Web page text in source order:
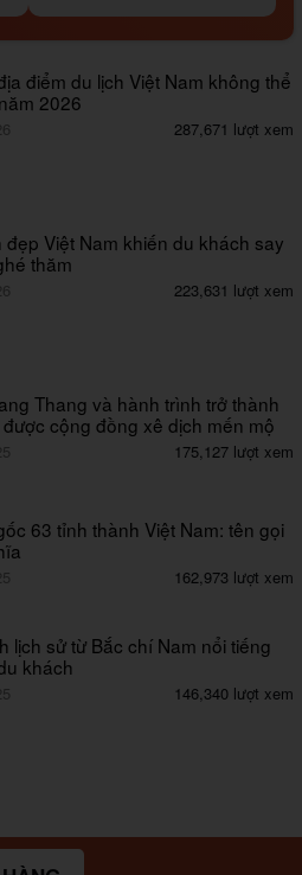
điểm du lịch Việt Nam không thể
2026
287,671 lượt xem
đẹp Việt Nam khiến du khách say
thăm
223,631 lượt xem
Thang và hành trình trở thành
cộng đồng xê dịch mến mộ
175,127 lượt xem
63 tỉnh thành Việt Nam: tên gọi
162,973 lượt xem
lịch sử từ Bắc chí Nam nổi tiếng
khách
146,340 lượt xem